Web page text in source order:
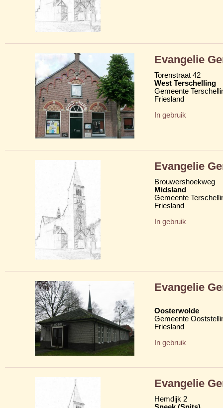
Evangelie
Torenstraat 42
West Terschelling
Gemeente
Friesland
In gebruik
Evangelie
Brouwershoekweg
Midsland
Gemeente
Friesland
In gebruik
Evangelie
Oosterwolde
Gemeente
Friesland
In gebruik
Evangelie
Hemdijk 2